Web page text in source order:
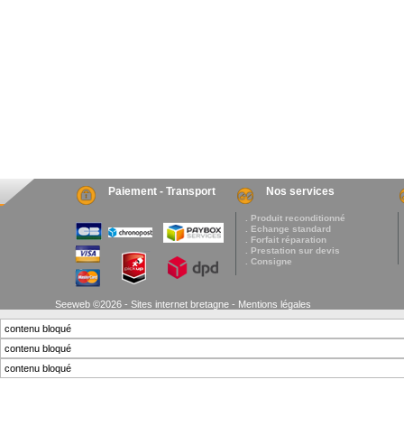
Paiement - Transport Nos services
. Produit reconditionné
. Echange standard
. Forfait réparation
. Prestation sur devis
. Consigne
Seeweb ©2026 - Sites internet bretagne - Mentions légales
contenu bloqué
contenu bloqué
contenu bloqué